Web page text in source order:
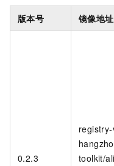
版本号 镜像地址
0.2.3
toolkit/